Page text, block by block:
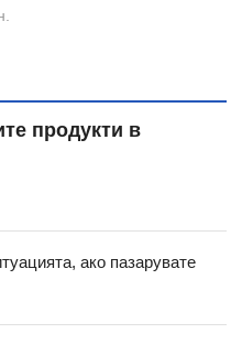
продукти в
ако пазарувате